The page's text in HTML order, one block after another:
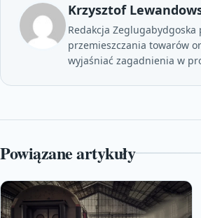
Krzysztof
Redakcja
przemieszczania towarów
wyjaśniać zagadnienia w
Powiązane artykuły